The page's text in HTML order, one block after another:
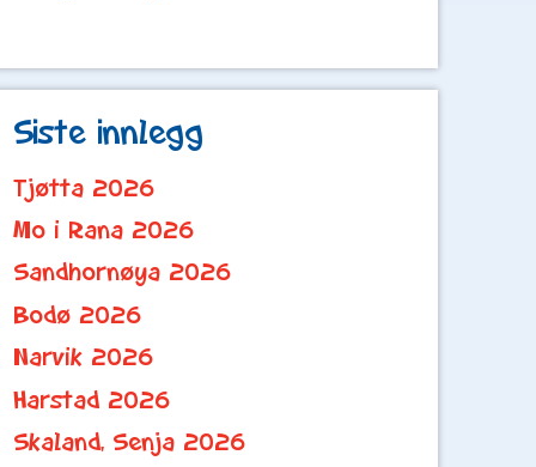
Siste innlegg
Tjøtta 2026
Mo i Rana 2026
Sandhornøya 2026
Bodø 2026
Narvik 2026
Harstad 2026
Skaland, Senja 2026